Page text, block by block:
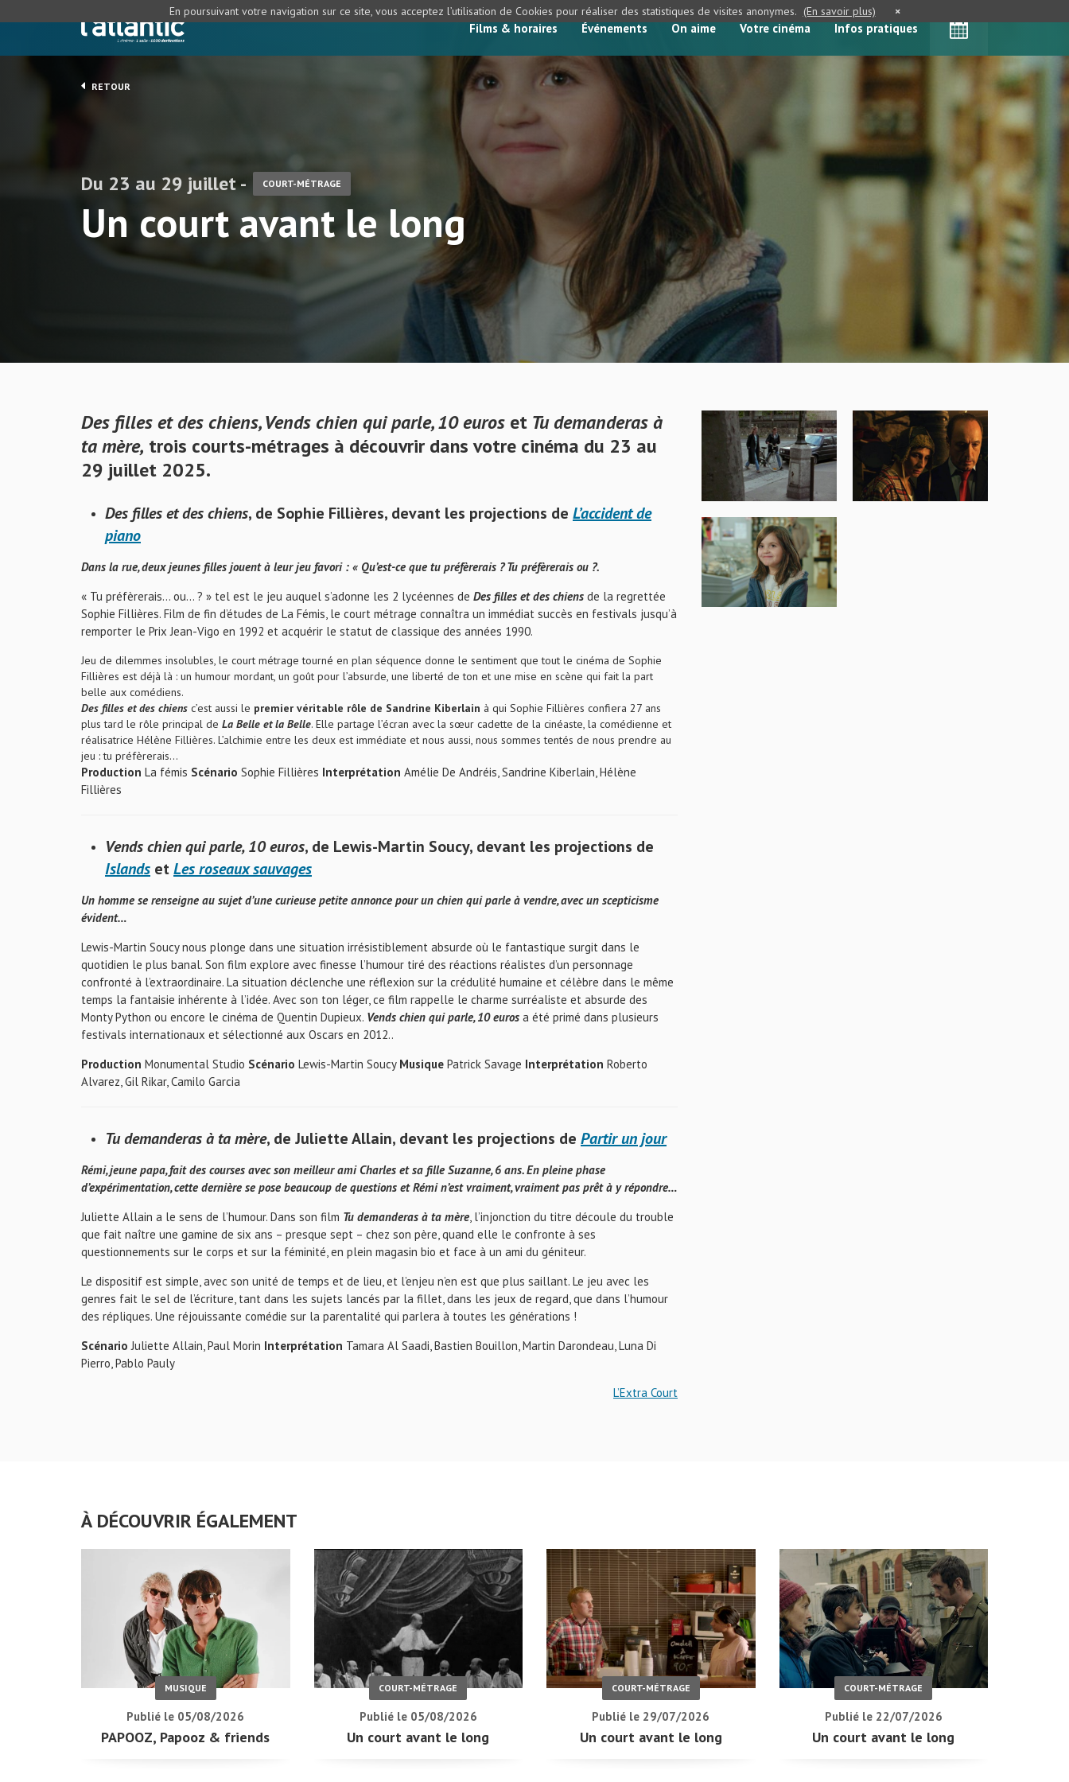
Films & horaires Événements On aime Votre cinéma Infos pratiques
RETOUR
Du 23 au 29 juillet - COURT-MÉTRAGE
Un court avant le long
Des filles et des chiens,Vends chien qui parle, 10 euros et Tu demanderas à
ta mère, trois courts-métrages à découvrir dans votre cinéma du 23 au
29 juillet 2025.
Des filles et des chiens, de Sophie Fillières, devant les projections de L’accident de
piano
Dans la rue, deux jeunes filles jouent à leur jeu favori : « Qu’est-ce que tu préfèrerais ? Tu préfèrerais ou ?.
« Tu préfèrerais… ou… ? » tel est le jeu auquel s’adonne les 2 lycéennes de Des filles et des chiens de la regrettée
Sophie Fillières. Film de fin d’études de La Fémis, le court métrage connaîtra un immédiat succès en festivals jusqu’à
remporter le Prix Jean-Vigo en 1992 et acquérir le statut de classique des années 1990.
Jeu de dilemmes insolubles, le court métrage tourné en plan séquence donne le sentiment que tout le cinéma de Sophie
Fillières est déjà là : un humour mordant, un goût pour l’absurde, une liberté de ton et une mise en scène qui fait la part
belle aux comédiens.
Des filles et des chiens c’est aussi le premier véritable rôle de Sandrine Kiberlain à qui Sophie Fillières confiera 27 ans
plus tard le rôle principal de La Belle et la Belle. Elle partage l’écran avec la sœur cadette de la cinéaste, la comédienne et
réalisatrice Hélène Fillières. L’alchimie entre les deux est immédiate et nous aussi, nous sommes tentés de nous prendre au
jeu : tu préfèrerais…
Production La fémis Scénario Sophie Fillières Interprétation Amélie De Andréis, Sandrine Kiberlain, Hélène
Fillières
Vendschien qui parle, 10 euros, de Lewis-Martin Soucy, devant les projections de
Islands etLes roseaux sauvages
Un homme se renseigne au sujet d’une curieuse petite annonce pour un chien qui parle à vendre, avec un scepticisme
évident…
Lewis-Martin Soucy nous plonge dans une situation irrésistiblement absurde où le fantastique surgit dans le
quotidien le plus banal. Son film explore avec finesse l’humour tiré des réactions réalistes d’un personnage
confronté à l’extraordinaire. La situation déclenche une réflexion sur la crédulité humaine et célèbre dans le même
temps la fantaisie inhérente à l’idée. Avec son ton léger, ce film rappelle le charme surréaliste et absurde des
Monty Python ou encore le cinéma de Quentin Dupieux. Vends chien qui parle, 10 euros a été primé dans plusieurs
festivals internationaux et sélectionné aux Oscars en 2012..
Production Monumental Studio Scénario Lewis-Martin Soucy Musique Patrick Savage Interprétation Roberto
Alvarez, Gil Rikar, Camilo Garcia
Tu demanderas à ta mère, de Juliette Allain, devant les projections de Partir un jour
Rémi, jeune papa, fait des courses avec son meilleur ami Charles et sa fille Suzanne, 6 ans. En pleine phase
d’expérimentation, cette dernière se pose beaucoup de questions et Rémi n’est vraiment, vraiment pas prêt à y répondre…
Juliette Allain a le sens de l’humour. Dans son film Tu demanderas à ta mère, l’injonction du titre découle du trouble
que fait naître une gamine de six ans – presque sept – chez son père, quand elle le confronte à ses
questionnements sur le corps et sur la féminité, en plein magasin bio et face à un ami du géniteur.
Le dispositif est simple, avec son unité de temps et de lieu, et l’enjeu n’en est que plus saillant. Le jeu avec les
genres fait le sel de l’écriture, tant dans les sujets lancés par la fillet, dans les jeux de regard, que dans l’humour
des répliques. Une réjouissante comédie sur la parentalité qui parlera à toutes les générations !
Scénario Juliette Allain, Paul Morin Interprétation Tamara Al Saadi, Bastien Bouillon, Martin Darondeau, Luna Di
Pierro, Pablo Pauly
L’Extra Court
À DÉCOUVRIR ÉGALEMENT
MUSIQUE
Publié le 05/08/2026
PAPOOZ, Papooz & friends
COURT-MÉTRAGE
Publié le 05/08/2026
Un court avant le long
COURT-MÉTRAGE
Publié le 29/07/2026
Un court avant le long
COURT-MÉTRAGE
Publié le 22/07/2026
Un court avant le long
En poursuivant votre navigation sur ce site, vous acceptez l’utilisation de Cookies pour réaliser des statistiques de visites anonymes. (En savoir plus) ×